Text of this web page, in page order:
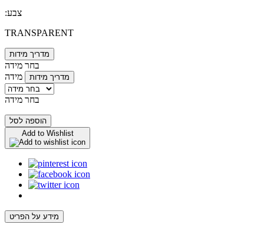
:צבע
TRANSPARENT
מדריך מידות
בחר מידה
מידה
מדריך מידות
בחר מידה
הוספה לסל
Add to Wishlist
מידע על הפריט